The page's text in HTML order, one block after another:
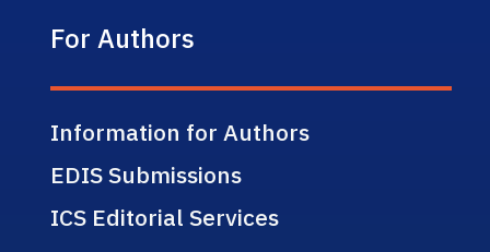
For Authors
Information for Authors
EDIS Submissions
ICS Editorial Services